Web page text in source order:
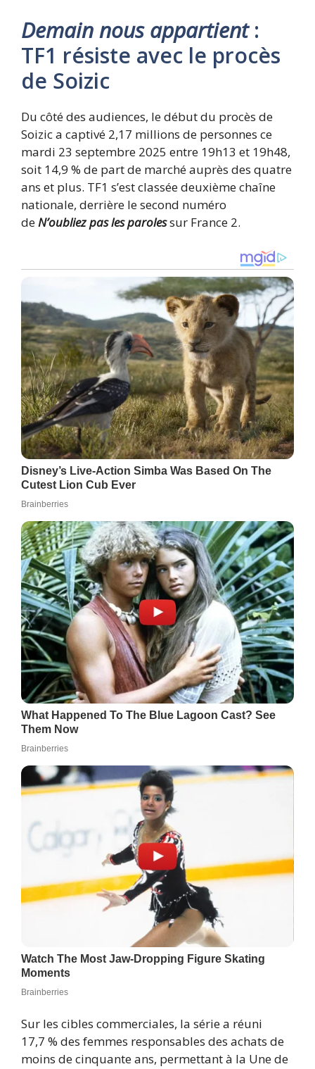
Demain nous appartient:
TF1 résiste avec le procès
de Soizic
Du côté des audiences, le début du procès de
Soizic a captivé 2,17 millions de personnes ce
mardi 23 septembre 2025 entre 19h13 et 19h48,
soit 14,9 % de part de marché auprès des quatre
ans et plus. TF1 s’est classée deuxième chaîne
nationale, derrière le second numéro
deN’oubliez pas les parolessur France 2.
Sur les cibles commerciales, la série a réuni
17,7 % des femmes responsables des achats de
moins de cinquante ans, permettant à la Une de